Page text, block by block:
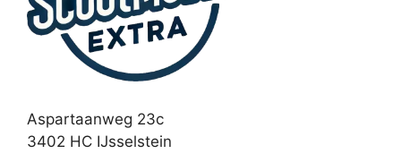
Aspartaanweg 23c
3402 HC IJsselstein